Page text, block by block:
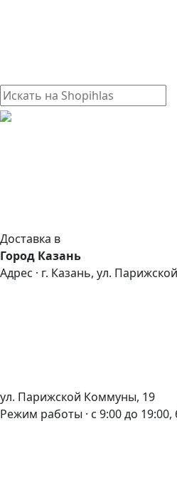
Доставка в
Город Казань
Адрес · г. Казань, ул.
ул. Парижской Коммуны, 19
Режим работы · с 9:00 до